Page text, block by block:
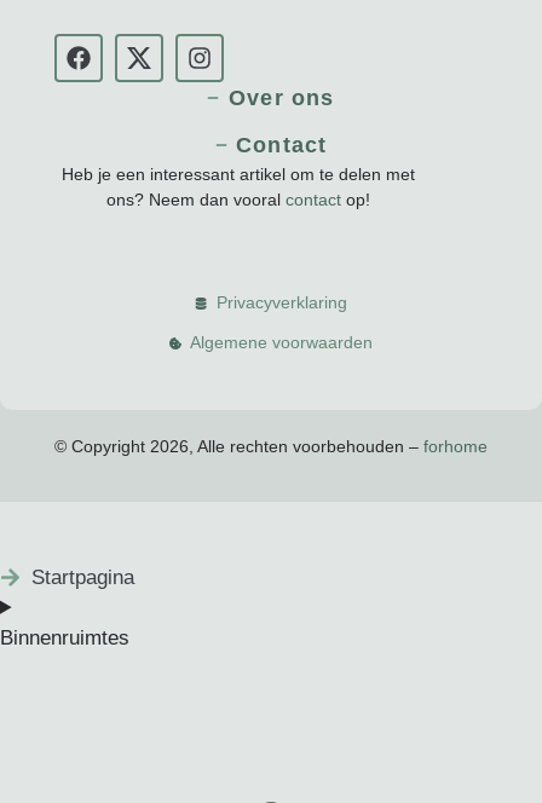
Over ons
Contact
Heb je een interessant artikel om te delen met
ons? Neem dan vooralcontact op!
Privacyverklaring
Algemene voorwaarden
© Copyright 2026, Alle rechten voorbehouden – forhome
Startpagina
Binnenruimtes